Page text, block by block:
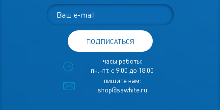
ПОДПИСАТЬСЯ
часы работы:
пн.-пт. с 9.00 до 18.00
пишите нам:
shop@sswhite.ru